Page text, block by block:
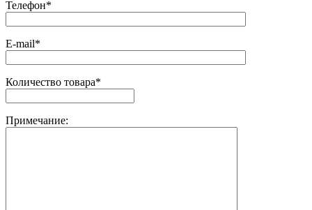
Телефон*
E-mail*
Количество товара*
Примечание: